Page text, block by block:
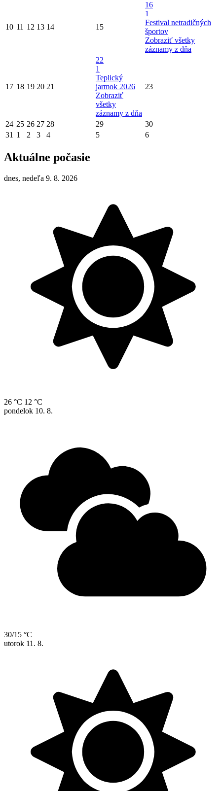
10 11 12 13 14 15
16
1
Festival netradičných
športov
Zobraziť všetky
záznamy z dňa
17 18 19 20 21
22
1
Teplický
jarmok 2026
Zobraziť
všetky
záznamy z dňa
23
24 25 26 27 28 29
30
31 1 2 3 4 5 6
Aktuálne počasie
dnes, nedeľa 9. 8. 2026
26 °C 12 °C
pondelok 10. 8.
30/15 °C
utorok 11. 8.